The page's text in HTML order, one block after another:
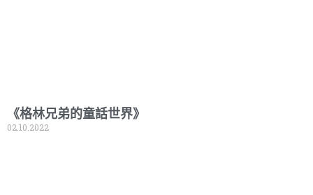
《格林兄弟的童話世界》
02.10.2022